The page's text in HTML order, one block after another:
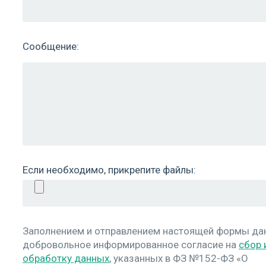
Сообщение:
Если необходимо, прикрепите файлы:
Заполнением и отправлением настоящей формы
добровольное информированное согласие на сбор
обработку данных, указанных в ФЗ №152-ФЗ «О